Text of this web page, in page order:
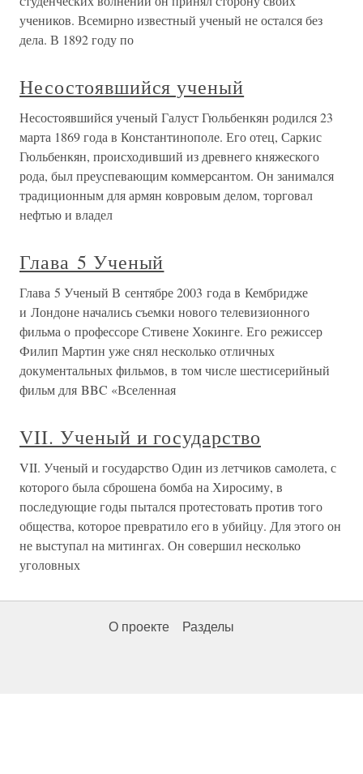
учеников. Всемирно известный ученый не остался без
дела. В 1892 году по
Несостоявшийся ученый
Несостоявшийся ученый Галуст Гюльбенкян родился 23
марта 1869 года в Константинополе. Его отец, Саркис
Гюльбенкян, происходивший из древнего княжеского
рода, был преуспевающим коммерсантом. Он занимался
традиционным для армян ковровым делом, торговал
нефтью и владел
Глава 5 Ученый
Глава 5 Ученый В сентябре 2003 года в Кембридже
и Лондоне начались съемки нового телевизионного
фильма о профессоре Стивене Хокинге. Его режиссер
Филип Мартин уже снял несколько отличных
документальных фильмов, в том числе шестисерийный
фильм для BBC «Вселенная
VII. Ученый и государство
VII. Ученый и государство Один из летчиков самолета, с
которого была сброшена бомба на Хиросиму, в
последующие годы пытался протестовать против того
общества, которое превратило его в убийцу. Для этого он
не выступал на митингах. Он совершил несколько
уголовных
О проекте Разделы